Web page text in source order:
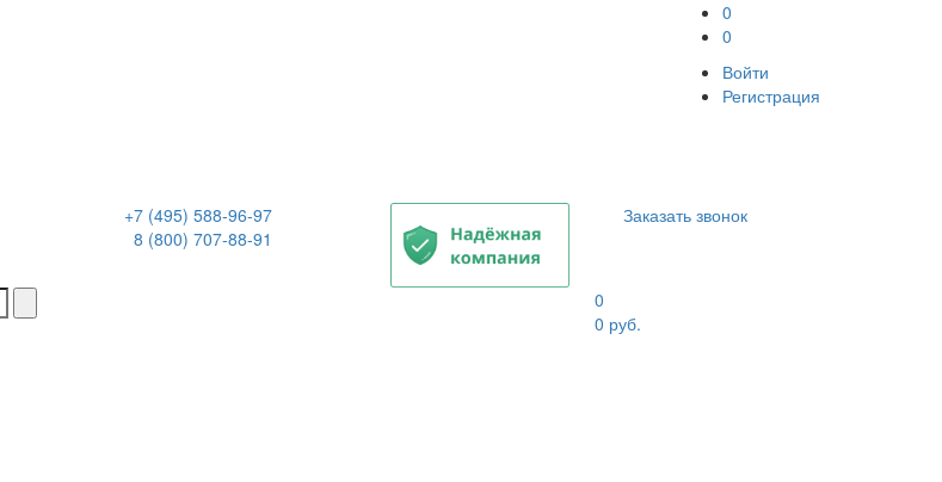
0
0
Войти
Регистрация
+7 (495) 588-96-97
8 (800) 707-88-91
Заказать звонок
0
0 руб.